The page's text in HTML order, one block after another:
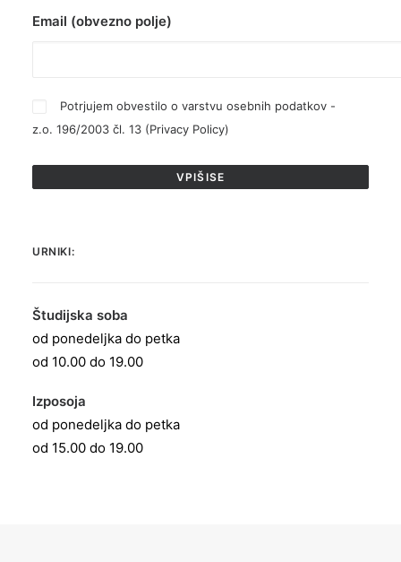
Email (obvezno polje)
Potrjujem obvestilo o varstvu osebnih podatkov -
z.o. 196/2003 čl. 13 (Privacy Policy)
URNIKI:
Študijska soba
od ponedeljka do petka
od 10.00 do 19.00
Izposoja
od ponedeljka do petka
od 15.00 do 19.00